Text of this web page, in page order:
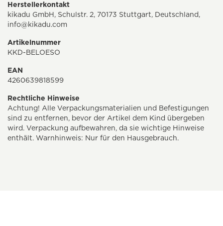
Herstellerkontakt
kikadu GmbH, Schulstr. 2, 70173 Stuttgart, Deutschland,
info@kikadu.com
Artikelnummer
KKD-BELOESO
EAN
4260639818599
Rechtliche Hinweise
Achtung! Alle Verpackungsmaterialien und Befestigungen
sind zu entfernen, bevor der Artikel dem Kind übergeben
wird. Verpackung aufbewahren, da sie wichtige Hinweise
enthält. Warnhinweis: Nur für den Hausgebrauch.